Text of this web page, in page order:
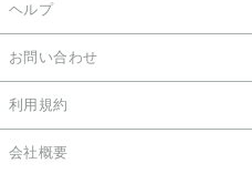
ヘルプ
お問い合わせ
利用規約
会社概要